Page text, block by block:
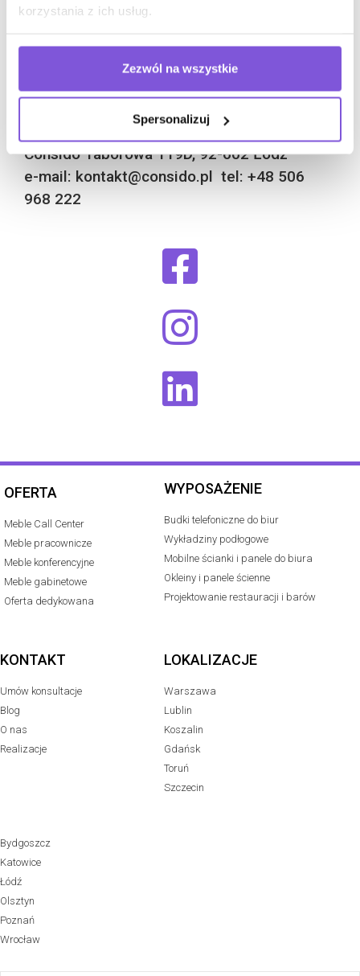
korzystania z ich usług.
Zezwól na wszystkie
Spersonalizuj
gastronomicznych z województwa lubelskiego.
POZNAJMY SIĘ!
Consido Taborowa 119D, 92-602 Łódź
e-mail: kontakt@consido.pl tel: +48 506
968 222
OFERTA
Meble Call Center
Meble pracownicze
Meble konferencyjne
Meble gabinetowe
Oferta dedykowana
WYPOSAŻENIE
Budki telefoniczne do biur
Wykładziny podłogowe
Mobilne ścianki i panele do biura
Okleiny i panele ścienne
Projektowanie restauracji i barów
KONTAKT
Umów konsultacje
Blog
O nas
Realizacje
LOKALIZACJE
Warszawa
Lublin
Koszalin
Gdańsk
Toruń
Szczecin
Bydgoszcz
Katowice
Łódź
Olsztyn
Poznań
Wrocław